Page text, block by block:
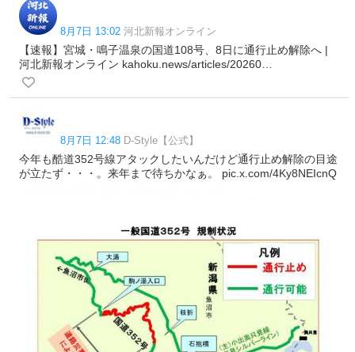
8月7日 13:02 河北新報オンライン
【速報】宮城・鳴子温泉の国道108号、8日に通行止め解除へ |
河北新報オンライン kahoku.news/articles/20260…
8月7日 12:48 D-Style【公式】
今年も酷道352号線アタックしたいんだけど通行止め解除の目途
が立たず・・・。来年まで待ちかなぁ。 pic.x.com/4Ky8NEIcnQ